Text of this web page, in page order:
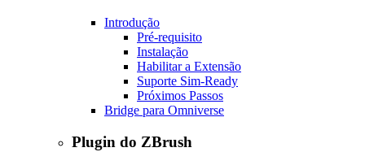
Introdução
Pré-requisito
Instalação
Habilitar a Extensão
Suporte Sim-Ready
Próximos Passos
Bridge para Omniverse
Plugin do ZBrush